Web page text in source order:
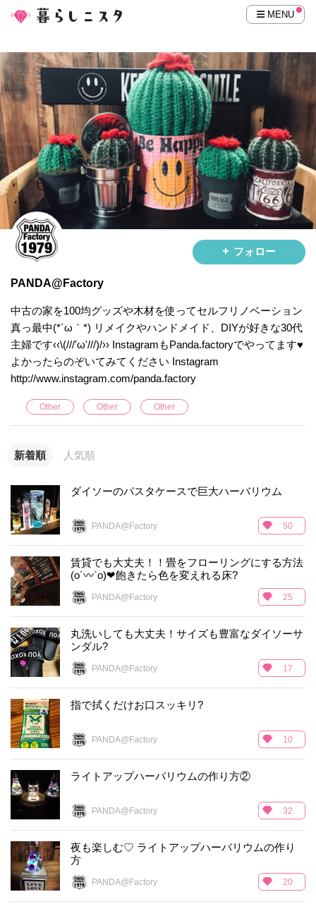
MENU
フォロー
PANDA@Factory
中古の家を100均グッズや木材を使ってセルフリノベーション
真っ最中(*´ω｀*) リメイクやハンドメイド、DIYが好きな30代
主婦です‹‹\(///'ω'///)/›› InstagramもPanda.factoryでやってます♥️
よかったらのぞいてみてください Instagram
http://www.instagram.com/panda.factory
Other Other Other
新着順 人気順
ダイソーのパスタケースで巨大ハーバリウム
PANDA@Factory 50
賃貸でも大丈夫！！畳をフローリングにする方法
(o´〰`o)❤飽きたら色を変えれる床?
PANDA@Factory 25
丸洗いしても大丈夫！サイズも豊富なダイソーサ
ンダル?
PANDA@Factory 17
指で拭くだけお口スッキリ?
PANDA@Factory 10
ライトアップハーバリウムの作り方②
PANDA@Factory 32
夜も楽しむ♡ ライトアップハーバリウムの作り
方
PANDA@Factory 20